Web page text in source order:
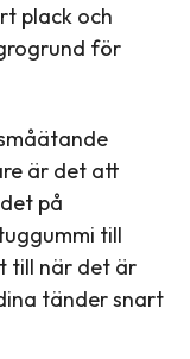
plack och
för
är det att
på
till
till när det är
tänder snart